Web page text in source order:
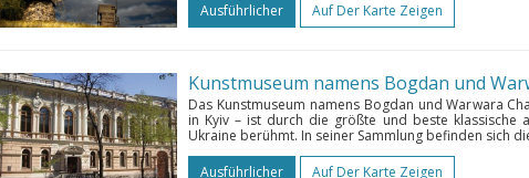
Ausführlicher
Auf Der Karte Zeigen
Kunstmuseum namens Bogdan und
Das Kunstmuseum namens Bogdan und Warwara
in Kyiv – ist durch die größte und beste klassische
Ukraine berühmt. In seiner Sammlung befinden sich
Ausführlicher
Auf Der Karte Zeigen